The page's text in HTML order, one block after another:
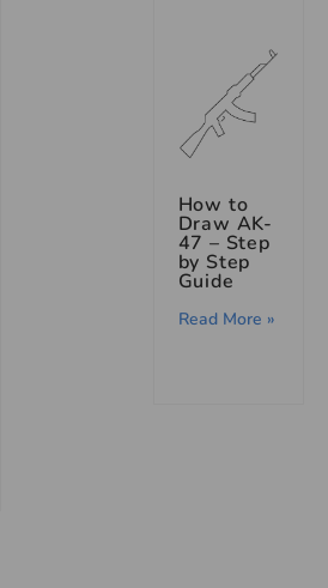
How to
Draw AK-
47 – Step
by Step
Guide
Read More »